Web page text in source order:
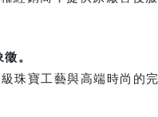
。
珠寶工藝與高端時尚的完